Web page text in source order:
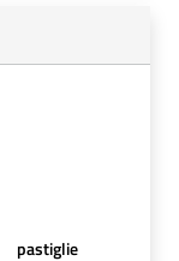
pastiglie